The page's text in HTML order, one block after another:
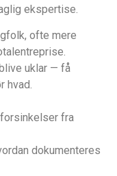
ekspertise.
ofte mere
uklar — få
hvad.
fra
dokumenteres